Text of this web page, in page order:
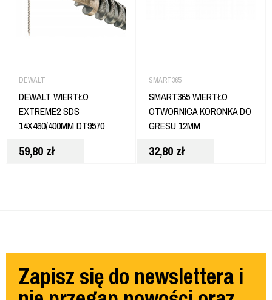
DEWALT
DEWALT WIERTŁO
EXTREME2 SDS
14X460/400MM DT9570
59,80 zł
SMART365
SMART365 WIERTŁO
OTWORNICA KORONKA DO
GRESU 12MM
32,80 zł
Zapisz się do newslettera i